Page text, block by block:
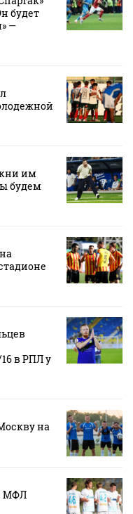
будет
—
им
будем
в РПЛ у
на
МФЛ